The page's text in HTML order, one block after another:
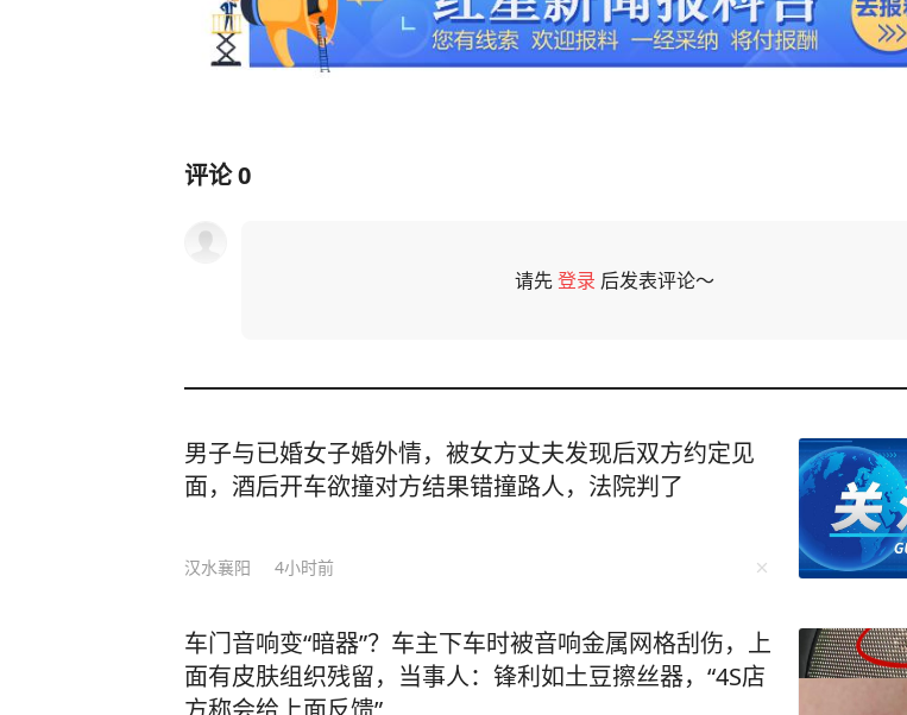
评论0
请先登录 后发表评论～
男子与已婚女子婚外情，被女方丈夫发现后双方约定见
面，酒后开车欲撞对方结果错撞路人，法院判了
汉水襄阳 4小时前
车门音响变“暗器”？车主下车时被音响金属网格刮伤，上
面有皮肤组织残留，当事人：锋利如土豆擦丝器，“4S店